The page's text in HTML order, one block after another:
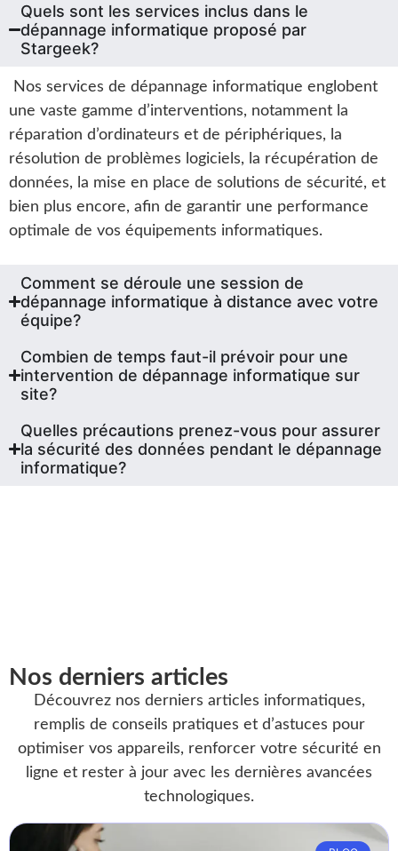
Quels sont les services inclus dans le
dépannage informatique proposé par
Stargeek?
Nos services de dépannage informatique englobent
une vaste gamme d’interventions, notamment la
réparation d’ordinateurs et de périphériques, la
résolution de problèmes logiciels, la récupération de
données, la mise en place de solutions de sécurité, et
bien plus encore, afin de garantir une performance
optimale de vos équipements informatiques.
Comment se déroule une session de
dépannage informatique à distance avec votre
équipe?
Combien de temps faut-il prévoir pour une
intervention de dépannage informatique sur
site?
Quelles précautions prenez-vous pour assurer
la sécurité des données pendant le dépannage
informatique?
Nos derniers articles
Découvrez nos derniers articles informatiques,
remplis de conseils pratiques et d’astuces pour
optimiser vos appareils, renforcer votre sécurité en
ligne et rester à jour avec les dernières avancées
technologiques.